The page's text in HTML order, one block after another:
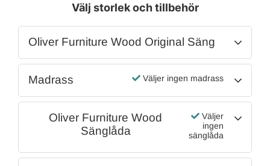
Välj storlek och tillbehör
Oliver Furniture Wood Original Säng
Madrass Väljer ingen madrass
Oliver Furniture Wood
Sänglåda
Väljer
ingen
sänglåda